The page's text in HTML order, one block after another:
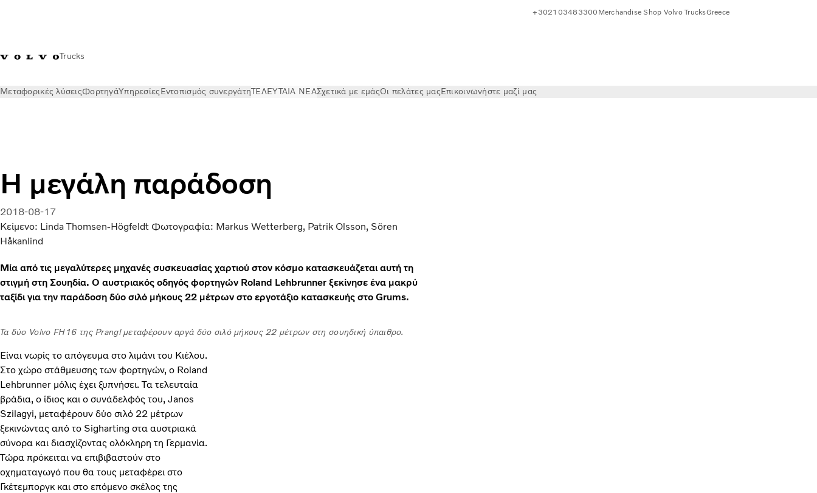
Trucks
+302103483300 Merchandise Shop Volvo TrucksGreece
Μεταφορικές λύσειςΦορτηγάΥπηρεσίεςΕντοπισμός συνεργάτηΤΕΛΕΥΤΑΙΑ ΝΕΑΣχετικά με εμάςΟι πελάτες μαςΕπικοινωνήστε μαζί μας
Η μεγάλη παράδοση
2018-08-17
Κείμενο: Linda Thomsen-Högfeldt Φωτογραφία: Markus Wetterberg, Patrik Olsson, Sören
Håkanlind
Μία από τις μεγαλύτερες μηχανές συσκευασίας χαρτιού στον κόσμο κατασκευάζεται αυτή τη
στιγμή στη Σουηδία. Ο αυστριακός οδηγός φορτηγών Roland Lehbrunner ξεκίνησε ένα μακρύ
ταξίδι για την παράδοση δύο σιλό μήκους 22 μέτρων στο εργοτάξιο κατασκευής στο Grums.
Τα δύο Volvo FH16 της Prangl μεταφέρουν αργά δύο σιλό μήκους 22 μέτρων στη σουηδική ύπαιθρο.
Είναι νωρίς το απόγευμα στο λιμάνι του Κιέλου.
Στο χώρο στάθμευσης των φορτηγών, ο Roland
Lehbrunner μόλις έχει ξυπνήσει. Τα τελευταία
βράδια, ο ίδιος και ο συνάδελφός του, Janos
Szilagyi, μεταφέρουν δύο σιλό 22 μέτρων
ξεκινώντας από το Sigharting στα αυστριακά
σύνορα και διασχίζοντας ολόκληρη τη Γερμανία.
Τώρα πρόκειται να επιβιβαστούν στο
οχηματαγωγό που θα τους μεταφέρει στο
Γκέτεμποργκ και στο επόμενο σκέλος της